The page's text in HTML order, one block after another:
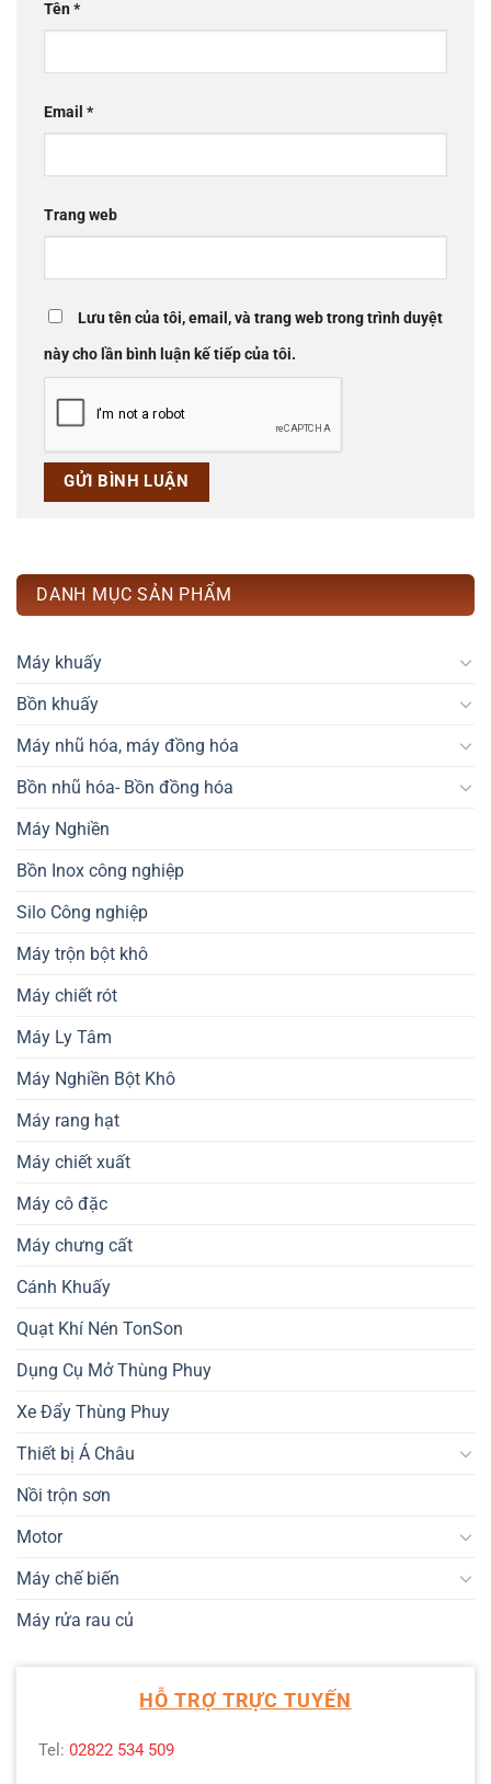
Tên*
Email *
Trang web
Lưu tên của tôi, email, và trang web trong trình duyệt
này cho lần bình luận kế tiếp của tôi.
DANH MỤC SẢN PHẨM
Máy khuấy
Bồn khuấy
Máy nhũ hóa, máy đồng hóa
Bồn nhũ hóa- Bồn đồng hóa
Máy Nghiền
Bồn Inox công nghiệp
Silo Công nghiệp
Máy trộn bột khô
Máy chiết rót
Máy Ly Tâm
Máy Nghiền Bột Khô
Máy rang hạt
Máy chiết xuất
Máy cô đặc
Máy chưng cất
Cánh Khuấy
Quạt Khí Nén TonSon
Dụng Cụ Mở Thùng Phuy
Xe Đẩy Thùng Phuy
Thiết bị Á Châu
Nồi trộn sơn
Motor
Máy chế biến
Máy rửa rau củ
HỖ TRỢ TRỰC TUYẾN
Tel: 02822 534 509